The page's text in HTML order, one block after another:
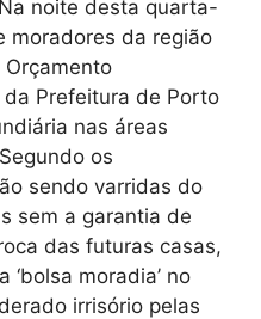
noite desta quarta-
moradores da região
Prefeitura de Porto
nas áreas
os
sendo varridas do
sem a garantia de
das futuras casas,
moradia’ no
irrisório pelas